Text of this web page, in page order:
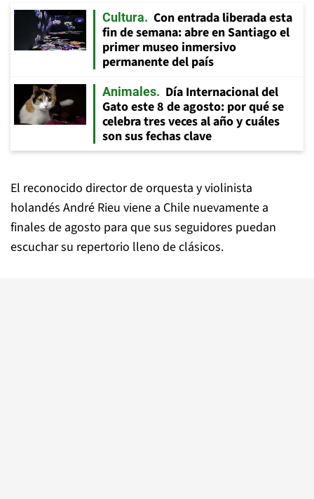
Cultura
Con entrada liberada esta
fin de semana: abre en Santiago el
primer museo inmersivo
permanente del país
Animales
Día Internacional del
Gato este 8 de agosto: por qué se
celebra tres veces al año y cuáles
son sus fechas clave
El reconocido director de orquesta y violinista
holandés André Rieu viene a Chile nuevamente a
finales de agosto para que sus seguidores puedan
escuchar su repertorio lleno de clásicos.